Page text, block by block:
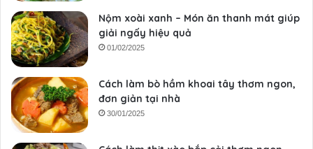
Nộm xoài xanh – Món ăn thanh mát giúp
giải ngấy hiệu quả
01/02/2025
Cách làm bò hầm khoai tây thơm ngon,
đơn giản tại nhà
30/01/2025